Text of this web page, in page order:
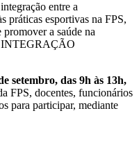
entre a
práticas esportivas na FPS,
a saúde na
INTEGRAÇÃO
setembro, das 9h às 13h,
FPS, docentes, funcionários
para participar, mediante